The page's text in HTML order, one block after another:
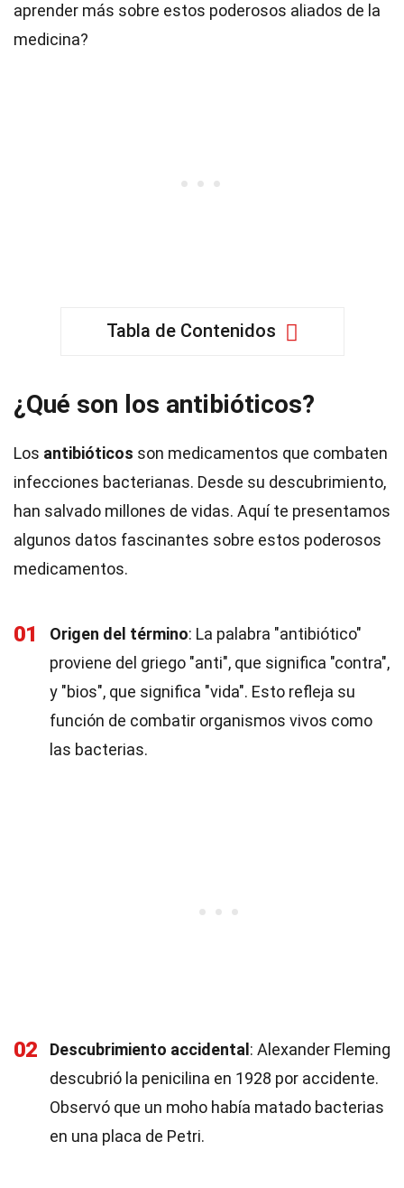
aprender más sobre estos poderosos aliados de la
medicina?
Tabla de Contenidos
¿Qué son los antibióticos?
Los antibióticos son medicamentos que combaten
infecciones bacterianas. Desde su descubrimiento,
han salvado millones de vidas. Aquí te presentamos
algunos datos fascinantes sobre estos poderosos
medicamentos.
01 Origen del término: La palabra "antibiótico"
proviene del griego "anti", que significa "contra",
y "bios", que significa "vida". Esto refleja su
función de combatir organismos vivos como
las bacterias.
02 Descubrimiento accidental : Alexander Fleming
descubrió la penicilina en 1928 por accidente.
Observó que un moho había matado bacterias
en una placa de Petri.